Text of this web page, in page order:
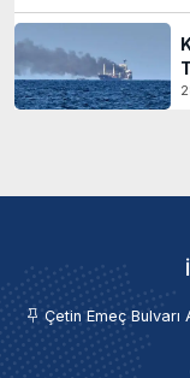
Çetin Emeç Bulvarı